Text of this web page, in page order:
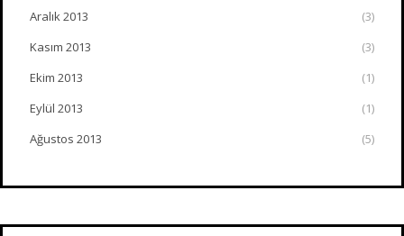
Aralık 2013
(3)
Kasım 2013
(3)
Ekim 2013
(1)
Eylül 2013
(1)
Ağustos 2013
(5)